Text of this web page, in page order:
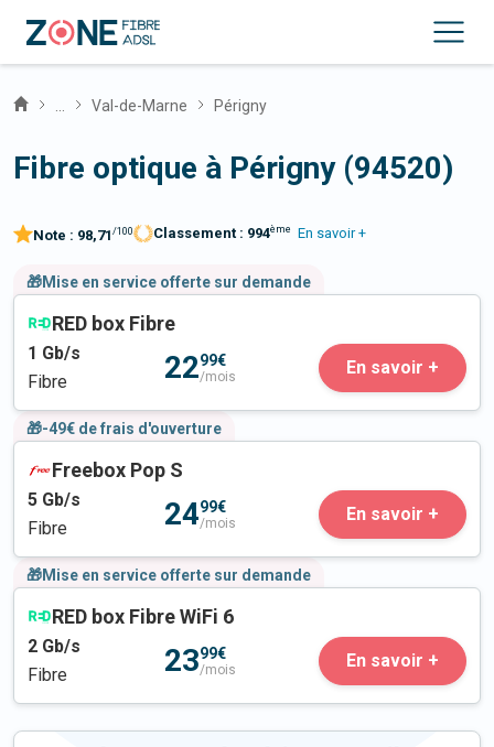
Val-de-Marne Périgny
Fibre optique à Périgny (94520)
Note : 98,71 /100 Classement : 994ème En savoir +
🎁Mise en service offerte sur demande
RED box Fibre
1 Gb/s
Fibre
2299€
/mois En savoir +
🎁-49€ de frais d'ouverture
Freebox Pop S
5 Gb/s
Fibre
2499€
/mois En savoir +
🎁Mise en service offerte sur demande
RED box Fibre WiFi 6
2 Gb/s
Fibre
2399€
/mois En savoir +